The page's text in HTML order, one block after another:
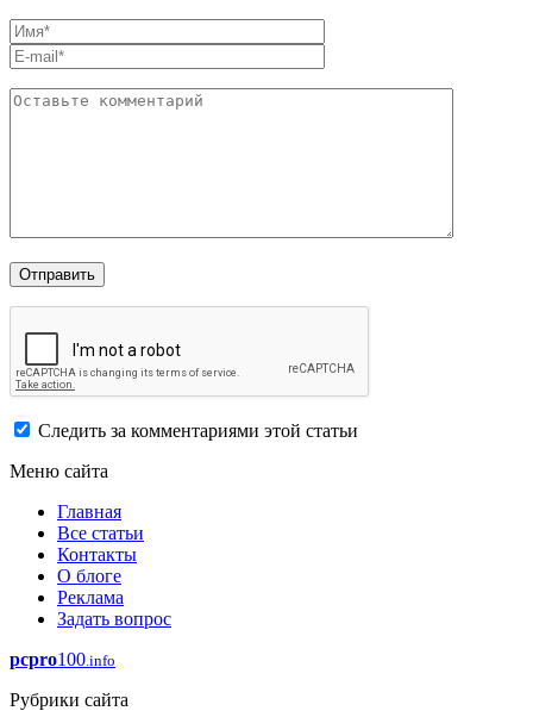
Следить за комментариями этой статьи
Меню сайта
Главная
Все статьи
Контакты
О блоге
Реклама
Задать вопрос
pcpro100.info
Рубрики сайта